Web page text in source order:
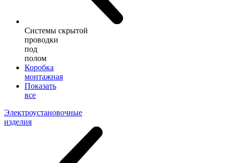
Системы скрытой
проводки
под
полом
Коробка
монтажная
Показать
все
Электроустановочные
изделия